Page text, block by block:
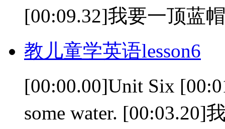
[00:09.32]我要一顶蓝
教儿童学英语lesson6
[00:00.00]Unit Six
some water. [00:03.20]